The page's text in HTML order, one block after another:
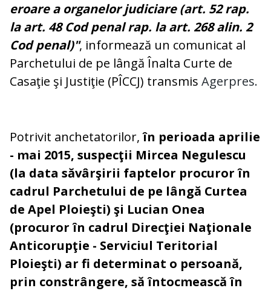
eroare a organelor judiciare (art. 52 rap.
la art. 48 Cod penal rap. la art. 268 alin. 2
Cod penal)", informează un comunicat al
Parchetului de pe lângă Înalta Curte de
Casaţie şi Justiţie (PÎCCJ) transmis Agerpres.
Potrivit anchetatorilor,în perioada aprilie
- mai 2015, suspecţii Mircea Negulescu
(la data săvârşirii faptelor procuror în
cadrul Parchetului de pe lângă Curtea
de Apel Ploieşti) şi Lucian Onea
(procuror în cadrul Direcţiei Naţionale
Anticorupţie - Serviciul Teritorial
Ploieşti) ar fi determinat o persoană,
prin constrângere, să întocmească în